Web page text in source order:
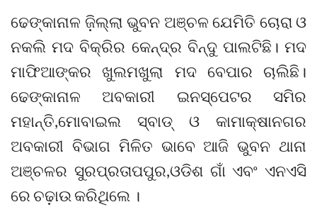
ଢେଙ୍କାନାଳ ଜ଼ିଲ୍ଲା ଭୁବନ ଅଞ୍ଚଳ ଯେମିତି ଚୋରା ଓ
ନକଲି ମଦ ବିକ୍ରିର କେନ୍ଦ୍ର ବିନ୍ଦୁ ପାଲଟିଛି। ମଦ
ମାଫିଆଙ୍କର ଖୁଲମଖୁଲା ମଦ ବେପାର ଚାଲିଛି।
ଢେଙ୍କାନାଳ ଅବକାରୀ ଇନସ୍ପେଟର ସମିର
ମହାନ୍ତି,ମୋବାଇଲ ସ୍ବାଡ୍ ଓ କାମାକ୍ଷାନଗର
ଅବକାରୀ ବିଭାଗ ମିଳିତ ଭାବେ ଆଜି ଭୁବନ ଥାନା
ଅଞ୍ଚଳର ସୁରପ୍ରତାପପୁର,ଓଡିଶ ଗାଁ ଏବଂ ଏନଏସି
ରେ ଚଢ଼ାଉ କରିଥିଲେ ।